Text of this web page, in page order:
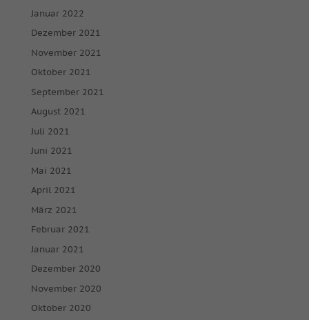
Januar 2022
Dezember 2021
November 2021
Oktober 2021
September 2021
August 2021
Juli 2021
Juni 2021
Mai 2021
April 2021
März 2021
Februar 2021
Januar 2021
Dezember 2020
November 2020
Oktober 2020